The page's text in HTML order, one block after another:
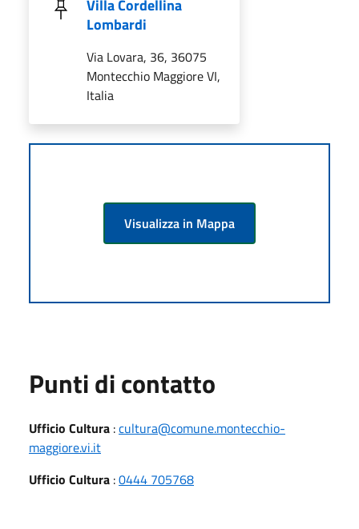
Villa Cordellina
Lombardi
Via Lovara, 36, 36075
Montecchio Maggiore VI,
Italia
Visualizza in Mappa
Punti di contatto
Ufficio Cultura :cultura@comune.montecchio-
maggiore.vi.it
Ufficio Cultura :0444 705768